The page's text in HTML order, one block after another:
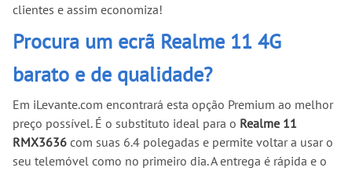
clientes e assim economiza!
Procura um ecrã Realme 11 4G
barato e de qualidade?
Em iLevante.com encontrará esta opção Premium ao melhor
preço possível. É o substituto ideal para o Realme 11
RMX3636 com suas 6.4 polegadas e permite voltar a usar o
seu telemóvel como no primeiro dia. A entrega é rápida e o